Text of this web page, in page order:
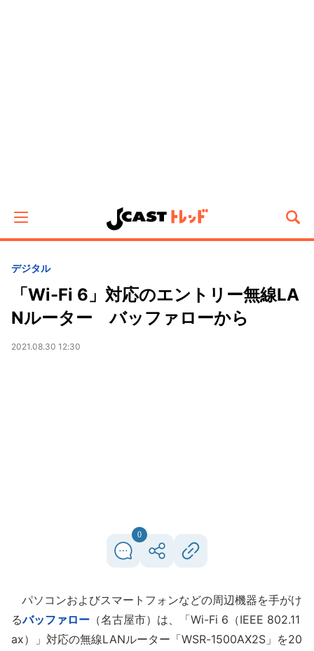
デジタル
「Wi-Fi 6」対応のエントリー無線LA
Nルーター バッファローから
2021.08.30 12:30
0
パソコンおよびスマートフォンなどの周辺機器を手がけ
るバッファロー （名古屋市）は、「Wi-Fi 6（IEEE 802.11
ax）」対応の無線LANルーター「WSR-1500AX2S」を20